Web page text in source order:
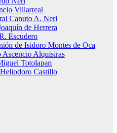
Villarreal
Canuto A. Neri
de Herrera
Escudero
de Isidoro Montes de Oca
Alquisiras
Totolapan
Castillo